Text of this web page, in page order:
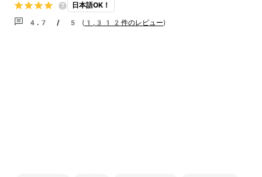
日本語OK！
4.7 / 5 ( 1,312件のレビュー)